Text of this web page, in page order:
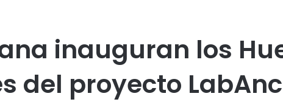
inauguran los
del proyecto